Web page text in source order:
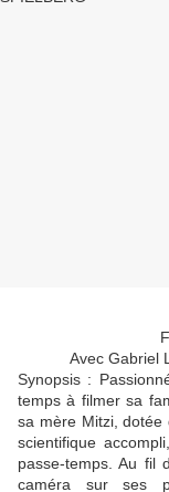
Avec Gabriel
Synopsis :
temps à filmer sa
sa mère Mitzi, dotée
scientifique
passe-temps. Au fil
caméra sur ses